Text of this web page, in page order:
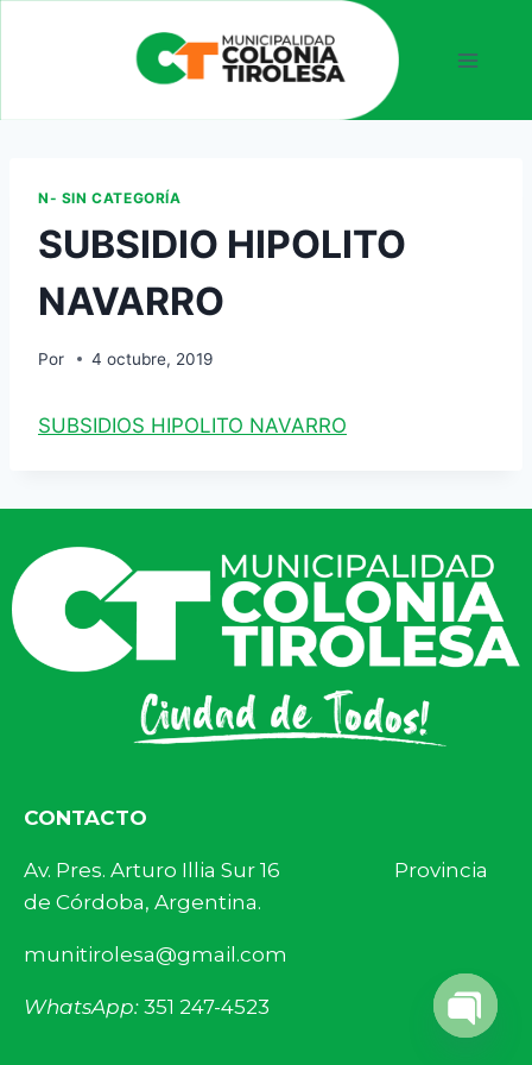
N- SIN CATEGORÍA
SUBSIDIO HIPOLITO
NAVARRO
Por 4 octubre, 2019
SUBSIDIOS HIPOLITO NAVARRO
CONTACTO
Av. Pres. Arturo Illia Sur 16 Provincia
de Córdoba, Argentina.
munitirolesa@gmail.com
WhatsApp: 351 247-4523